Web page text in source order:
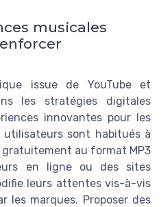
musicales
issue de YouTube et
les stratégies digitales
innovantes pour les
utilisateurs sont habitués à
au format MP3
en ligne ou des sites
leurs attentes vis-à-vis
les marques. Proposer des